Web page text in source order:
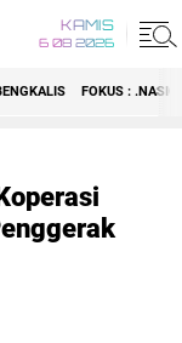
KAMIS
6 08 2026
FOKUS :